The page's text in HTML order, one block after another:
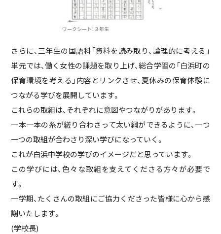
ワークシート：３年生
さらに、三年生の国語科「資料を読み取り、論理的に考える」
単元では、働く女性の課題を取り上げ、総合学習の「白浜町の
保育環境を考える」内容とリンクさせ、夏休みの保育体験に
つながる学びを展開しています。
これらの取組は、それぞれに意図やつながりがあります。
一本一本の糸が縒り合わさって太い綱ができるように、一つ
一つの取組が合わさり深い学びになっていく。
これが白浜中学校の学びのイメージだと思っています。
この学びには、色々な取組を支えてくださる方々が必要で
す。
一学期、たくさんの取組にご協力くださった皆様に心から感
謝いたします。
(学校長)